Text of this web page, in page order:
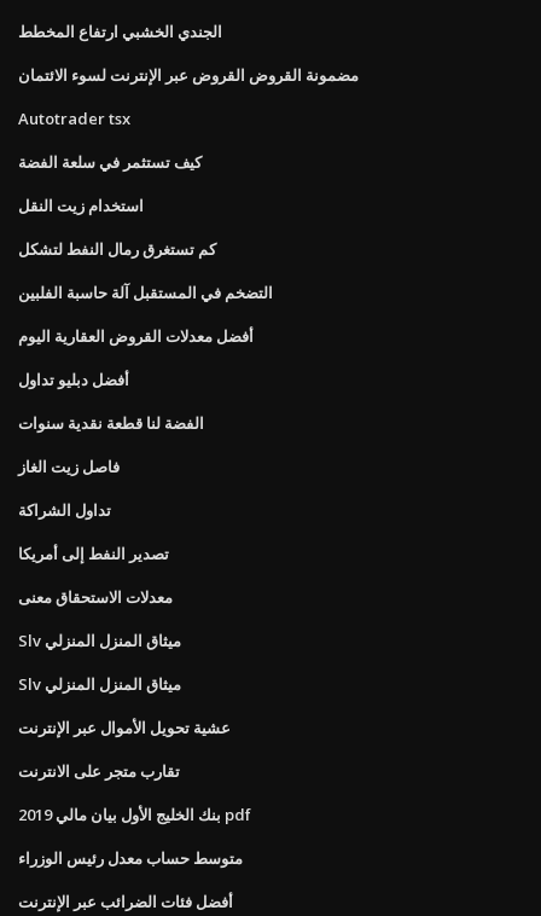
الجندي الخشبي ارتفاع المخطط
مضمونة القروض القروض عبر الإنترنت لسوء الائتمان
Autotrader tsx
كيف تستثمر في سلعة الفضة
استخدام زيت النقل
كم تستغرق رمال النفط لتشكل
التضخم في المستقبل آلة حاسبة الفلبين
أفضل معدلات القروض العقارية اليوم
أفضل دبليو تداول
الفضة لنا قطعة نقدية سنوات
فاصل زيت الغاز
تداول الشراكة
تصدير النفط إلى أمريكا
معدلات الاستحقاق معنى
Slv ميثاق المنزل المنزلي
Slv ميثاق المنزل المنزلي
عشية تحويل الأموال عبر الإنترنت
تقارب متجر على الانترنت
بنك الخليج الأول بيان مالي 2019 pdf
متوسط ​​حساب معدل رئيس الوزراء
أفضل فئات الضرائب عبر الإنترنت